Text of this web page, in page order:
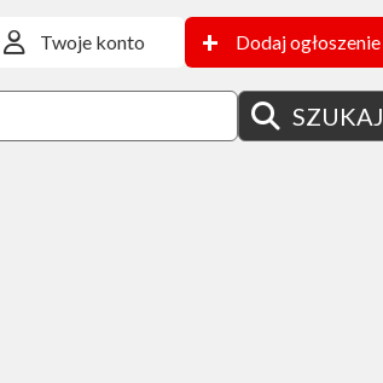
Twoje konto + Dodaj ogłoszenie
SZUKAJ